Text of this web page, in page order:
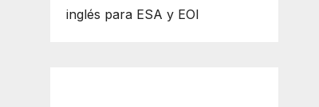
inglés para ESA y EOI